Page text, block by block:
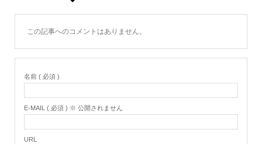
この記事へのコメントはありません。
名前 ( 必須 )
E-MAIL ( 必須 ) ※ 公開されません
URL